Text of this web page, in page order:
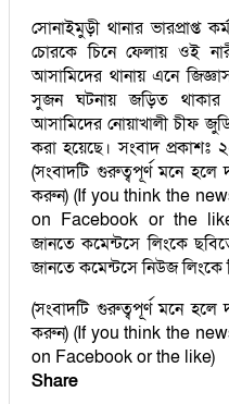
সোনাইমুড়ী থানার
চোরকে চিনে ফেলায় ওই
আসামিদের থানায় এনে
সুজন ঘটনায় জড়িত থাকার
আসামিদের নোয়াখালী চীফ
করা হয়েছে। সংবাদ
(সংবাদটি গুরুত্বপূর্ণ মনে
করুন) (If you think the
on Facebook or the
জানতে কমেন্টসে লিংকে
জানতে কমেন্টসে নিউজ
(সংবাদটি গুরুত্বপূর্ণ মনে
করুন) (If you think the
on Facebook or the like)
Share